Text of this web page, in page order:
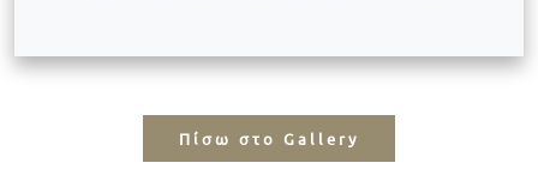
Πίσω στο Gallery